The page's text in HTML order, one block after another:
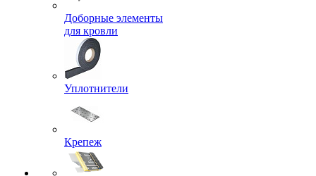
Доборные элементы
для кровли
Уплотнители
Крепеж